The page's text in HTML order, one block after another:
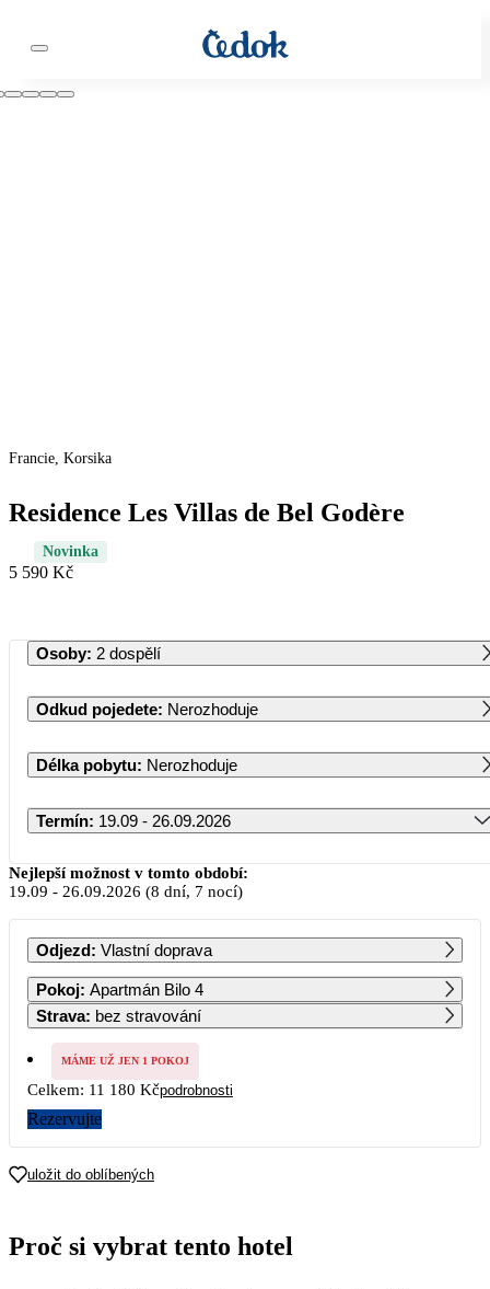
Francie, Korsika
Residence Les Villas de Bel Godère
Novinka
5 590 Kč
Osoby: 2 dospělí
Odkud pojedete: Nerozhoduje
Délka pobytu: Nerozhoduje
Termín: 19.09 - 26.09.2026
Září 2026
PO ÚT ST ČT PÁ SO NE
1 2 3 4 5 6
7 8 9 10 11 12 13
14 15 16
21 22 23 24 25 26 27
Nejlepší možnost v tomto období:
19.09 - 26.09.2026 (8 dní, 7 nocí)
Odjezd: Vlastní doprava
Pokoj: Apartmán Bilo 4
Strava: bez stravování
MÁME UŽ JEN 1 POKOJ
Celkem: 11 180 Kčpodrobnosti
Rezervujte
uložit do oblíbených
Proč si vybrat tento hotel